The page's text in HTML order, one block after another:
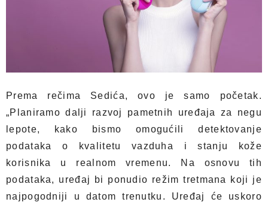
Prema rečima Sedića, ovo je samo početak.
„Planiramo dalji razvoj pametnih uređaja za negu
lepote, kako bismo omogućili detektovanje
podataka o kvalitetu vazduha i stanju kože
korisnika u realnom vremenu. Na osnovu tih
podataka, uređaj bi ponudio režim tretmana koji je
najpogodniji u datom trenutku. Uređaj će uskoro